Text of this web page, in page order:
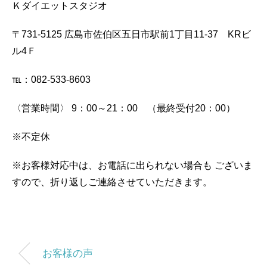
Ｋダイエットスタジオ
〒731-5125 広島市佐伯区五日市駅前1丁目11-37 KRビ
ル4Ｆ
℡：082-533-8603
〈営業時間〉 9：00～21：00 （最終受付20：00）
※不定休
※お客様対応中は、お電話に出られない場合も ございま
すので、折り返しご連絡させていただきます。
お客様の声